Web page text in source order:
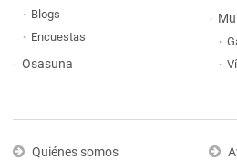
Blogs
Encuestas
Osasuna
Quiénes somos